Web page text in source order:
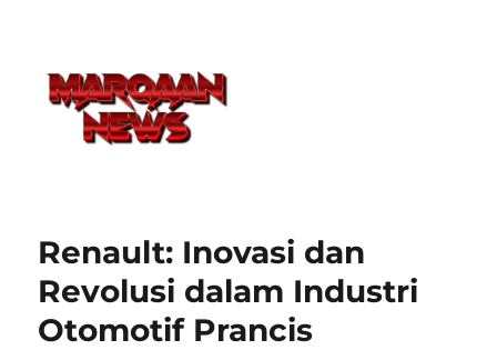
Renault: Inovasi dan
Revolusi dalam Industri
Otomotif Prancis